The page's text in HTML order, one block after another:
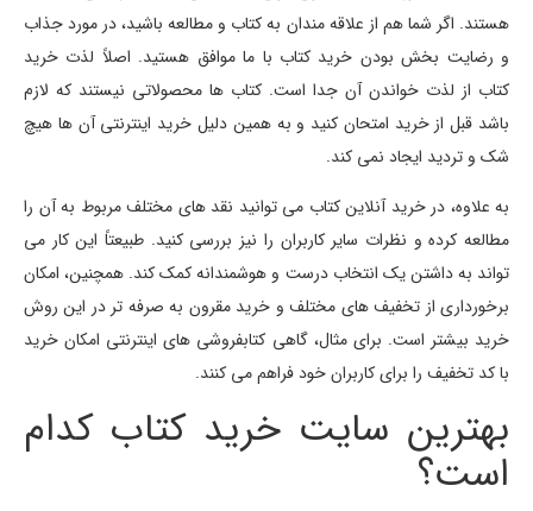
هستند. اگر شما هم از علاقه مندان به کتاب و مطالعه باشید، در مورد جذاب
و رضایت بخش بودن خرید کتاب با ما موافق هستید. اصلاً لذت خرید
کتاب از لذت خواندن آن جدا است. کتاب ها محصولاتی نیستند که لازم
باشد قبل از خرید امتحان کنید و به همین دلیل خرید اینترنتی آن ها هیچ
شک و تردید ایجاد نمی کند.
به علاوه، در خرید آنلاین کتاب می توانید نقد های مختلف مربوط به آن را
مطالعه کرده و نظرات سایر کاربران را نیز بررسی کنید. طبیعتاً این کار می
تواند به داشتن یک انتخاب درست و هوشمندانه کمک کند. همچنین، امکان
برخورداری از تخفیف های مختلف و خرید مقرون به صرفه تر در این روش
خرید بیشتر است. برای مثال، گاهی کتابفروشی های اینترنتی امکان خرید
با کد تخفیف را برای کاربران خود فراهم می کنند.
بهترین سایت خرید کتاب کدام
است؟